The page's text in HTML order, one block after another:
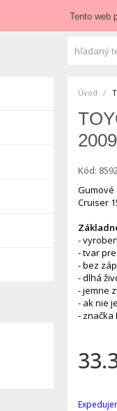
Úvod
Kód:
Gumové
Cruiser
-
- tvar
- bez
- dlhá
- jemne
- ak nie
- značka
Tento web